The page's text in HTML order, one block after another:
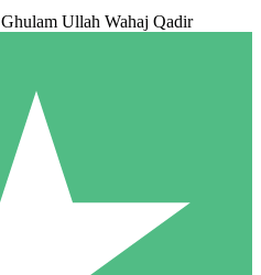
Ghulam Ullah Wahaj Qadir